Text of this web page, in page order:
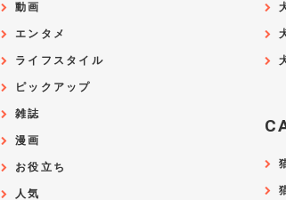
動画
エンタメ
ライフスタイル
ピックアップ
雑誌
漫画
お役立ち
人気